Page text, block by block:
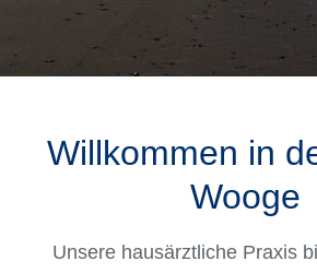
Willkommen in
Wooge
Unsere hausärztliche Praxis